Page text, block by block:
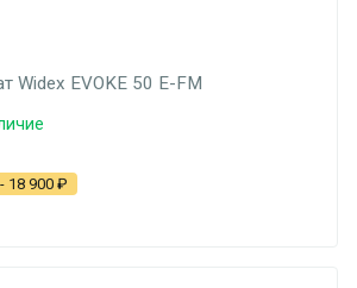
Widex EVOKE 50 E-FM
- 18 900 ₽